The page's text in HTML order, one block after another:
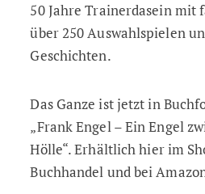
50 Jahre Trainerdasein mit
über 250 Auswahlspielen
Geschichten.
Das Ganze ist jetzt in
„Frank Engel – Ein Engel
Hölle“. Erhältlich hier im
Buchhandel und bei